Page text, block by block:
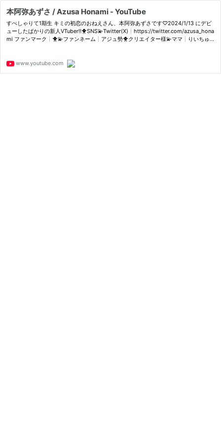
本阿弥あずさ / Azusa Honami - YouTube
すぺしゃりて1期生 キミの初恋のおねえさん、本阿弥あずさです♡2024/1/13 にデビ
ューしたばかりの新人VTuber!!🐥SNS💫Twitter(X)┊https://twitter.com/azusa_hona
mi ファンマーク┊🐥💫ファンネーム┊アジュ勢🐥クリエイター様💫ママ┊りいちゅ
www.youtube.com